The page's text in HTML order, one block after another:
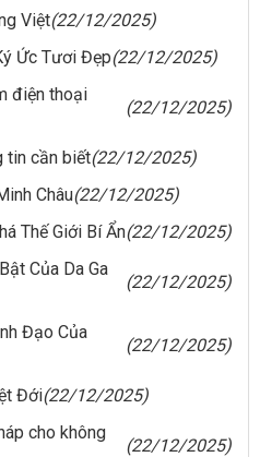
Việt(22/12/2025)
Ức Tươi Đẹp(22/12/2025)
điện thoại
(22/12/2025)
tin cần biết(22/12/2025)
Châu(22/12/2025)
Thế Giới Bí Ẩn(22/12/2025)
Của Da Ga
(22/12/2025)
Đạo Của
(22/12/2025)
Đới(22/12/2025)
cho không
(22/12/2025)